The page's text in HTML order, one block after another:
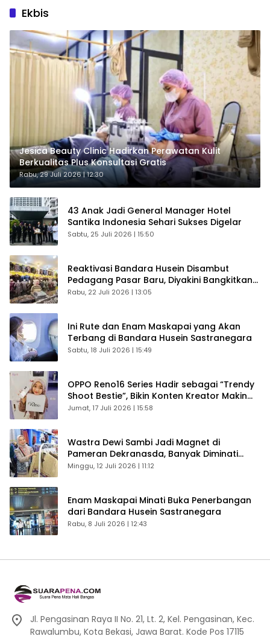
Ekbis
Jesica Beauty Clinic Hadirkan Perawatan Kulit
Berkualitas Plus Konsultasi Gratis
Rabu, 29 Juli 2026 | 12:30
43 Anak Jadi General Manager Hotel
Santika Indonesia Sehari Sukses Digelar
Sabtu, 25 Juli 2026 | 15:50
Reaktivasi Bandara Husein Disambut
Pedagang Pasar Baru, Diyakini Bangkitkan
Kembali Ekonomi Bandung
Rabu, 22 Juli 2026 | 13:05
Ini Rute dan Enam Maskapai yang Akan
Terbang di Bandara Husein Sastranegara
Sabtu, 18 Juli 2026 | 15:49
OPPO Reno16 Series Hadir sebagai “Trendy
Shoot Bestie”, Bikin Konten Kreator Makin
Betah
Jumat, 17 Juli 2026 | 15:58
Wastra Dewi Sambi Jadi Magnet di
Pameran Dekranasda, Banyak Diminati
Pengunjung
Minggu, 12 Juli 2026 | 11:12
Enam Maskapai Minati Buka Penerbangan
dari Bandara Husein Sastranegara
Rabu, 8 Juli 2026 | 12:43
Jl. Pengasinan Raya II No. 21, Lt. 2, Kel. Pengasinan, Kec.
Rawalumbu, Kota Bekasi, Jawa Barat. Kode Pos 17115